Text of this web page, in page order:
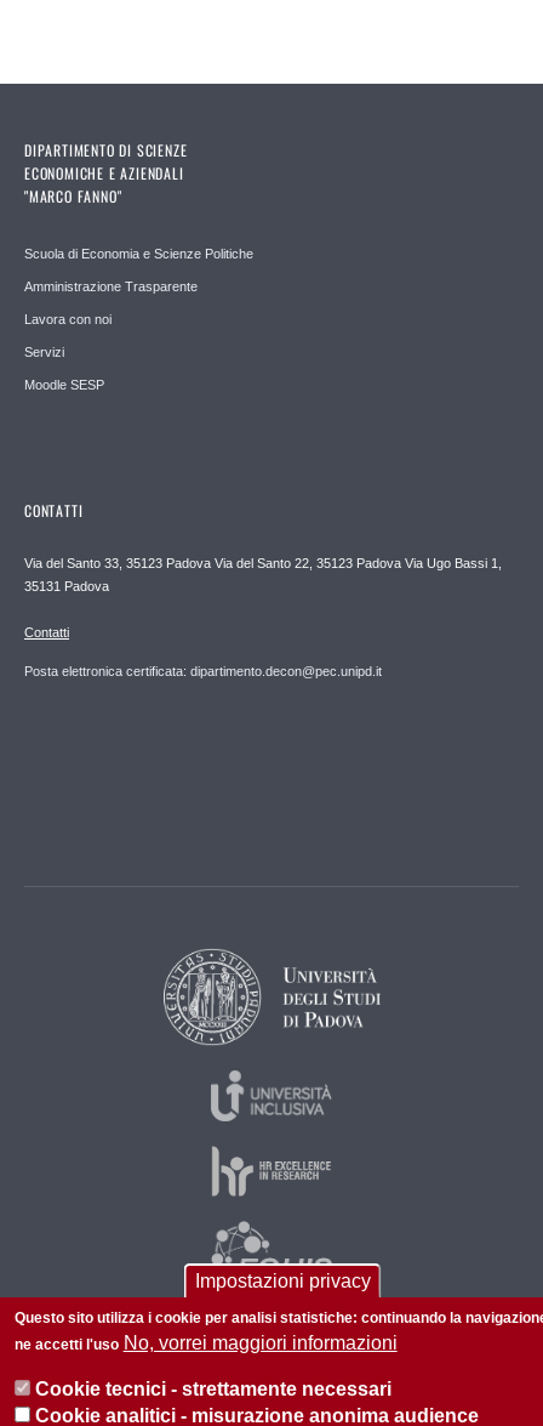
DIPARTIMENTO DI SCIENZE
ECONOMICHE E AZIENDALI
"MARCO FANNO"
Scuola di Economia e Scienze Politiche
Amministrazione Trasparente
Lavora con noi
Servizi
Moodle SESP
CONTATTI
Via del Santo 33, 35123 Padova Via del Santo 22, 35123 Padova Via Ugo Bassi 1,
35131 Padova
Contatti
Posta elettronica certificata: dipartimento.decon@pec.unipd.it
Impostazioni privacy
Questo sito utilizza i cookie per analisi statistiche: continuando la
ne accetti l'uso No, vorrei maggiori informazioni
Cookie tecnici - strettamente necessari
Cookie analitici - misurazione anonima audience